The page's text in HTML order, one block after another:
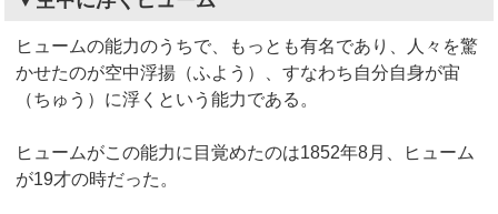
ヒュームの能力のうちで、もっとも有名であり、人々を驚
かせたのが空中浮揚（ふよう）、すなわち自分自身が宙
（ちゅう）に浮くという能力である。
ヒュームがこの能力に目覚めたのは1852年8月、ヒューム
が19才の時だった。